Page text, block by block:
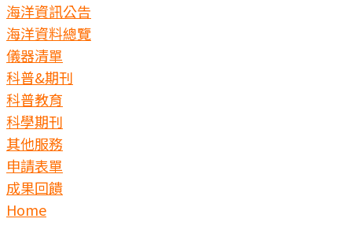
海洋資訊公告
海洋資料總覽
儀器清單
科普&期刊
科普教育
科學期刊
其他服務
申請表單
成果回饋
Home